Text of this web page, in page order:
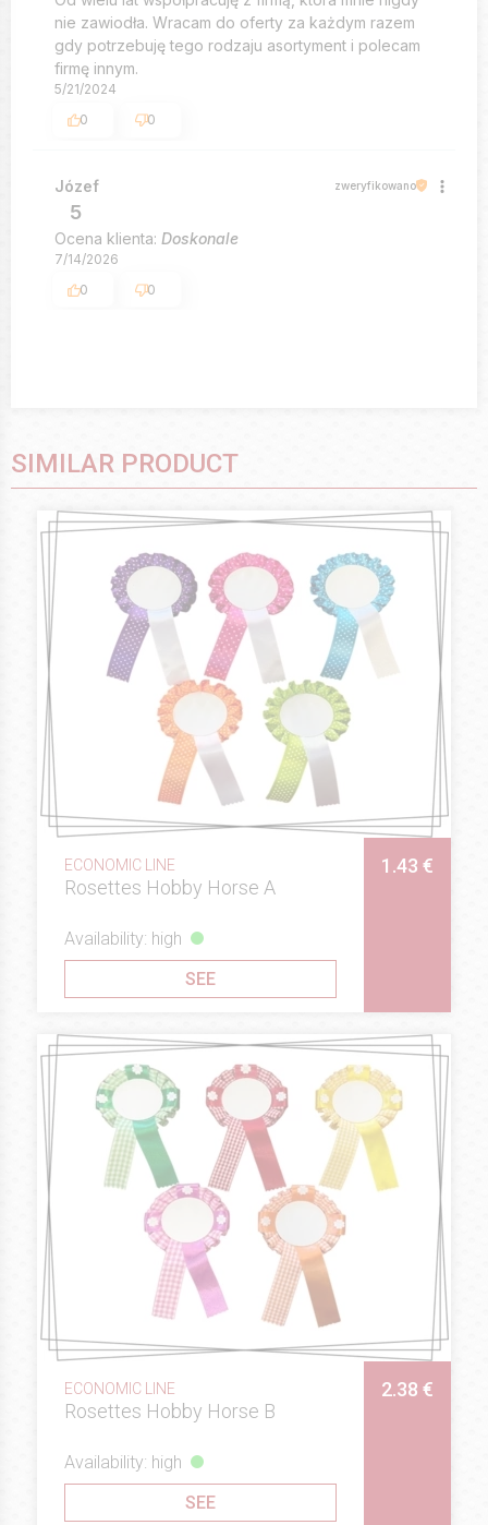
nie zawiodła. Wracam do oferty za każdym razem
gdy potrzebuję tego rodzaju asortyment i polecam
firmę innym.
5/21/2024
0
0
Józef zweryfikowano
5
Ocena klienta: Doskonale
7/14/2026
0
0
SIMILAR PRODUCT
ECONOMIC LINE
Rosettes Hobby Horse A
1.43 €
Availability: high
SEE
ECONOMIC LINE
Rosettes Hobby Horse B
2.38 €
Availability: high
SEE